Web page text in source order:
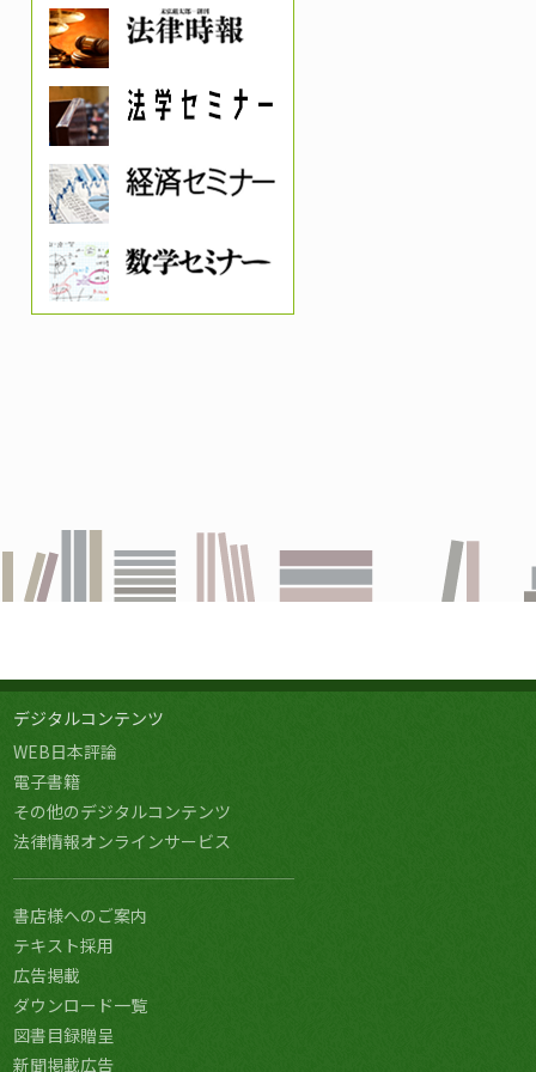
デジタルコンテンツ
WEB日本評論
電子書籍
その他のデジタルコンテンツ
法律情報オンラインサービス
書店様へのご案内
テキスト採用
広告掲載
ダウンロード一覧
図書目録贈呈
新聞掲載広告